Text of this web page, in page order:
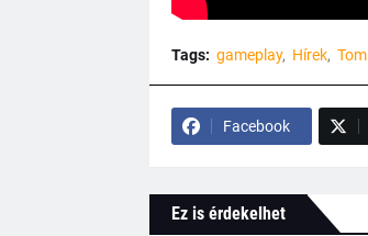
Tags: gameplay Hírek
Facebook
Ez is érdekelhet